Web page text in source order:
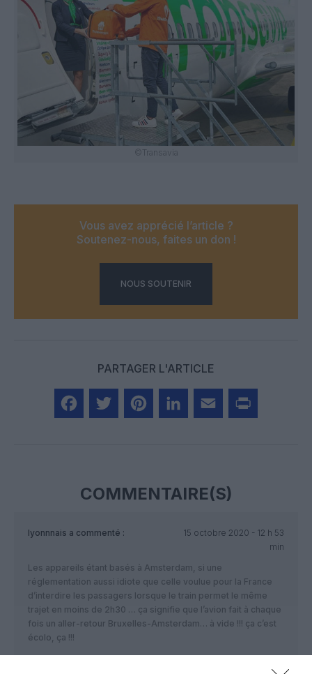
©Transavia
Vous avez apprécié l’article ?
Soutenez-nous, faites un don !
NOUS SOUTENIR
PARTAGER L'ARTICLE
COMMENTAIRE(S)
lyonnnais a commenté :
15 octobre 2020 - 12 h 53
min
Les appareils étant basés à Amsterdam, si une
réglementation aussi idiote que celle voulue pour la France
d’interdire les passagers lorsque le train permet le même
trajet en moins de 2h30 … ça signifie que l’avion fait à chaque
fois un aller-retour Bruxelles-Amsterdam… à vide !!! ça c’est
écolo, ça !!!